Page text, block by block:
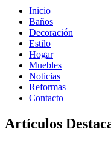
Inicio
Baños
Decoración
Estilo
Hogar
Muebles
Noticias
Reformas
Contacto
Artículos